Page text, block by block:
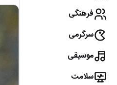
فرهنگی
سرگرمی
موسیقی
سلامت